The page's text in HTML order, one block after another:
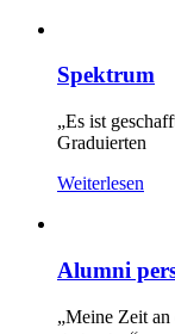
Spektrum
„Es ist
Graduierten
Weiterlesen
Alumni
„Meine Zeit